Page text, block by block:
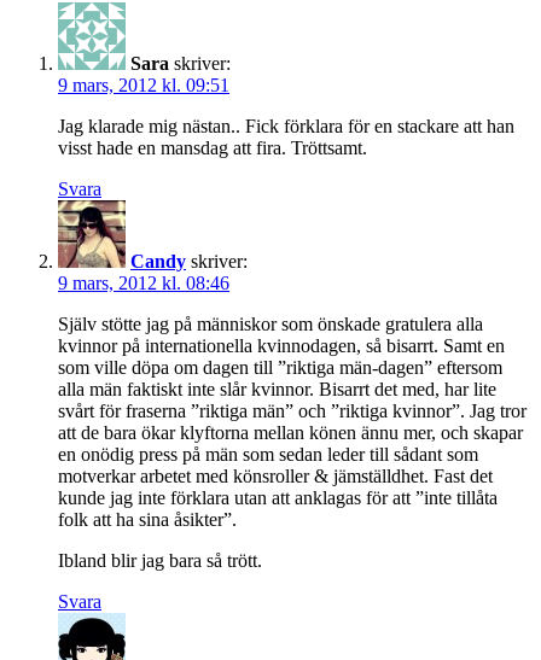
Sara skriver:
9 mars, 2012 kl. 09:51
Jag klarade mig nästan.. Fick förklara för en stackare att han
visst hade en mansdag att fira. Tröttsamt.
Svara
Candy skriver:
9 mars, 2012 kl. 08:46
Själv stötte jag på människor som önskade gratulera alla
kvinnor på internationella kvinnodagen, så bisarrt. Samt en
som ville döpa om dagen till ”riktiga män-dagen” eftersom
alla män faktiskt inte slår kvinnor. Bisarrt det med, har lite
svårt för fraserna ”riktiga män” och ”riktiga kvinnor”. Jag tror
att de bara ökar klyftorna mellan könen ännu mer, och skapar
en onödig press på män som sedan leder till sådant som
motverkar arbetet med könsroller & jämställdhet. Fast det
kunde jag inte förklara utan att anklagas för att ”inte tillåta
folk att ha sina åsikter”.
Ibland blir jag bara så trött.
Svara